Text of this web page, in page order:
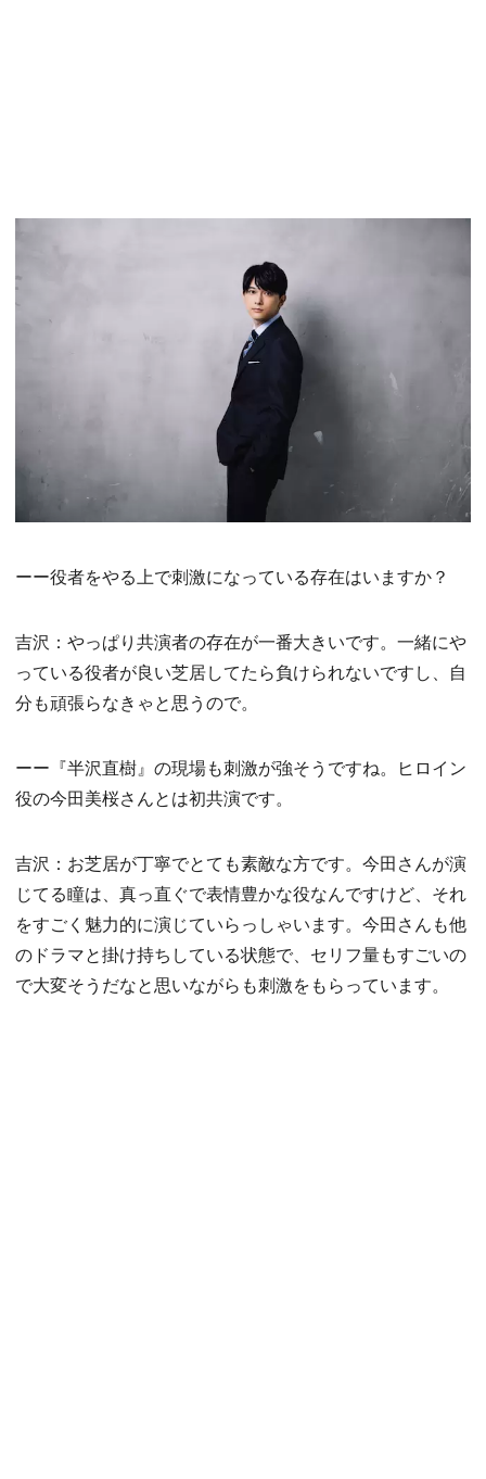
ーー役者をやる上で刺激になっている存在はいますか？
吉沢：やっぱり共演者の存在が一番大きいです。一緒にや
っている役者が良い芝居してたら負けられないですし、自
分も頑張らなきゃと思うので。
ーー『半沢直樹』の現場も刺激が強そうですね。ヒロイン
役の今田美桜さんとは初共演です。
吉沢：お芝居が丁寧でとても素敵な方です。今田さんが演
じてる瞳は、真っ直ぐで表情豊かな役なんですけど、それ
をすごく魅力的に演じていらっしゃいます。今田さんも他
のドラマと掛け持ちしている状態で、セリフ量もすごいの
で大変そうだなと思いながらも刺激をもらっています。